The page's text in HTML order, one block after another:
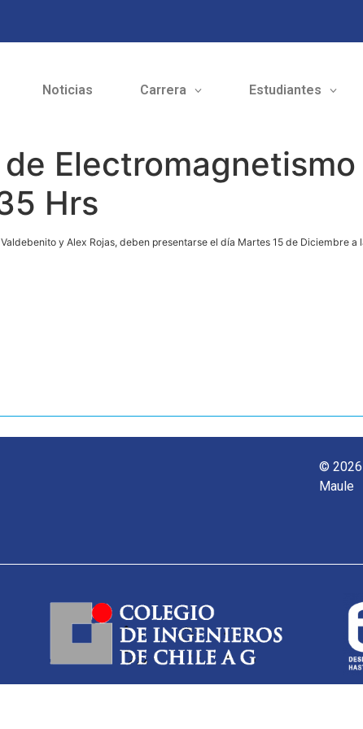
Noticias Carrera Estudiantes
Hrs
y Alex Rojas, deben presentarse el día Martes 15 de Diciembre a
© 2026
Maule